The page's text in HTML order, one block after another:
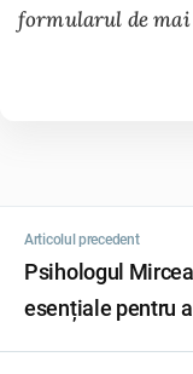
formularul de mai
Articolul precedent
Psihologul
esențiale pentru